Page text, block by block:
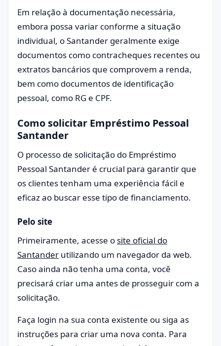
Em relação à documentação necessária,
embora possa variar conforme a situação
individual, o Santander geralmente exige
documentos como contracheques recentes ou
extratos bancários que comprovem a renda,
bem como documentos de identificação
pessoal, como RG e CPF.
Como solicitar Empréstimo Pessoal
Santander
O processo de solicitação do Empréstimo
Pessoal Santander é crucial para garantir que
os clientes tenham uma experiência fácil e
eficaz ao buscar esse tipo de financiamento.
Pelo site
Primeiramente, acesse o site oficial do
Santander utilizando um navegador da web.
Caso ainda não tenha uma conta, você
precisará criar uma antes de prosseguir com a
solicitação.
Faça login na sua conta existente ou siga as
instruções para criar uma nova conta. Para